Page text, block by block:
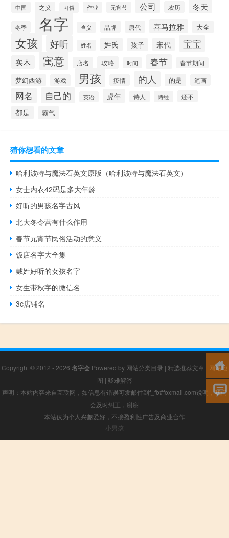
中国 之义 习俗 作业 元宵节 公司 农历 冬天
冬季 名字 含义 品牌 唐代 喜马拉雅 大全
女孩 好听 姓名 姓氏 孩子 宋代 宝宝
实木 寓意 店名 攻略 时间 春节 春节期间
梦幻西游 游戏 男孩 疫情 的人 的是 笔画
网名 自己的 英语 虎年 诗人 诗经 还不
都是 霸气
猜你想看的文章
哈利波特与魔法石英文原版（哈利波特与魔法石英文）
女士内衣42码是多大年龄
好听的男孩名字古风
北大冬令营有什么作用
春节元宵节民俗活动的意义
饭店名字大全集
戴姓好听的女孩名字
女生带秋字的微信名
3c店铺名
Copyright © 2012 - 2026 名字会 Powered by 网站分类目录 | 精选推荐文章 | 网站地
图 | 疑难解答
声明：本站内容来自互联网，如信息有错误可发邮件到f_fb#foxmail.com说明，我们
会及时纠正，谢谢
本站仅为个人兴趣爱好，不接盈利性广告及商业合作
小男孩